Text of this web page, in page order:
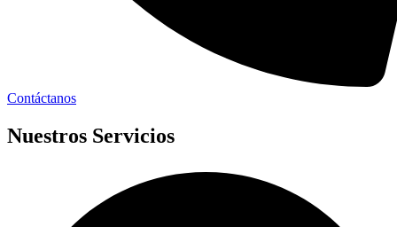
Contáctanos
Nuestros Servicios